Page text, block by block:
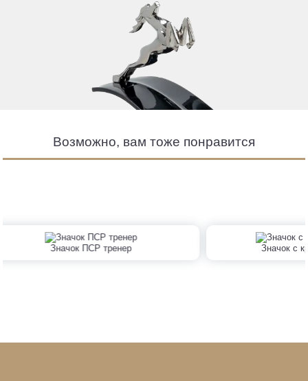
Возможно, вам тоже понравится
Значок ПСР тренер Значок с